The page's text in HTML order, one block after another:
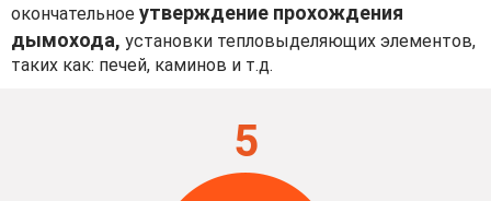
окончательное утверждение прохождения
дымохода, установки тепловыделяющих элементов,
таких как: печей, каминов и т.д.
5